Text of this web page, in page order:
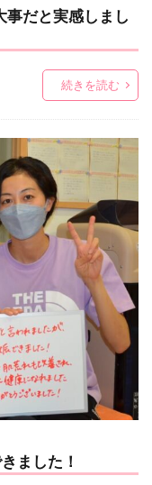
事だと実感しまし
続きを読む
ました！